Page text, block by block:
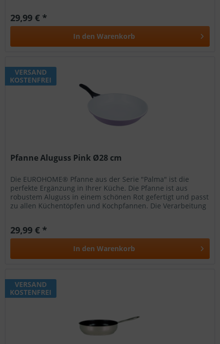
29,99 € *
In den Warenkorb
VERSAND
KOSTENFREI
Pfanne Aluguss Pink Ø28 cm
Die EUROHOME® Pfanne aus der Serie "Palma" ist die
perfekte Ergänzung in Ihrer Küche. Die Pfanne ist aus
robustem Aluguss in einem schönen Rot gefertigt und passt
zu allen Küchentöpfen und Kochpfannen. Die Verarbeitung
29,99 € *
In den Warenkorb
VERSAND
KOSTENFREI